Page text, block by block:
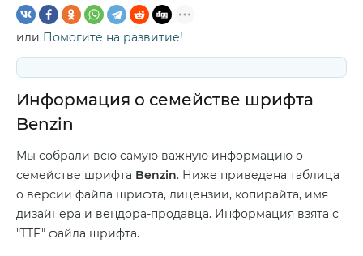
или Помогите на развитие!
Информация о семействе шрифта
Benzin
Мы собрали всю самую важную информацию о
семействе шрифта Benzin. Ниже приведена таблица
о версии файла шрифта, лицензии, копирайта, имя
дизайнера и вендора-продавца. Информация взята с
"TTF" файла шрифта.